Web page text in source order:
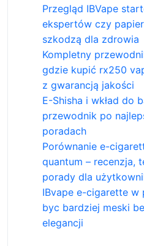
Przegląd IBVape
ekspertów czy
szkodzą dla zdrowia
Kompletny
gdzie kupić rx250
z gwarancją jakości
E-Shisha i wkład do
przewodnik po
poradach
Porównanie e-
quantum – recenzja,
porady dla
IBvape e-cigarette
byc bardziej meski
elegancji